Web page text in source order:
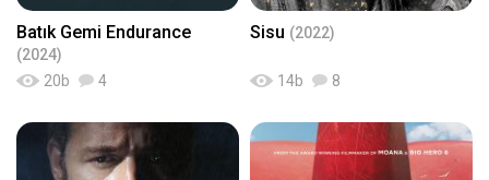
Batık Gemi Endurance
(2024)
20b 4
Sisu (2022)
14b 8